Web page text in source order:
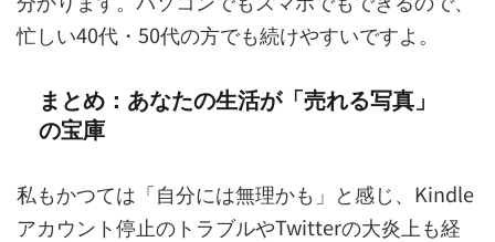
忙しい40代・50代の方でも続けやすいですよ。
まとめ：あなたの生活が「売れる写真」
の宝庫
私もかつては「自分には無理かも」と感じ、Kindle
アカウント停止のトラブルやTwitterの大炎上も経